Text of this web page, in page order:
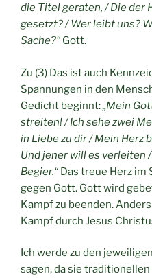
die Titel geraten, / Die der
gesetzt? / Wer leibt uns?
Sache?“ Gott.
Zu (3) Das ist auch
Spannungen in den
Gedicht beginnt:„Mein
streiten! / Ich sehe zwei
in Liebe zu dir / Mein Herz
Und jener will es verleiten
Begier.“ Das treue Herz im
gegen Gott. Gott wird
Kampf zu beenden.
Kampf durch Jesus
Ich werde zu den
sagen, da sie traditionellen